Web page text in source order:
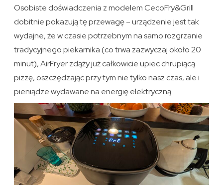
Osobiste doświadczenia z modelem CecoFry&Grill
dobitnie pokazują tę przewagę – urządzenie jest tak
wydajne, że w czasie potrzebnym na samo rozgrzanie
tradycyjnego piekarnika (co trwa zazwyczaj około 20
minut), AirFryer zdąży już całkowicie upiec chrupiącą
pizzę, oszczędzając przy tym nie tylko nasz czas, ale i
pieniądze wydawane na energię elektryczną.